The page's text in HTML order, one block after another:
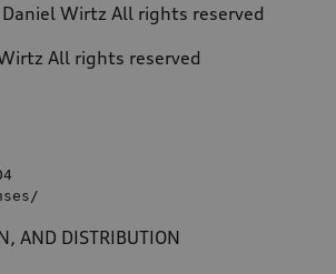
Wirtz All rights reserved
All rights reserved
AND DISTRIBUTION